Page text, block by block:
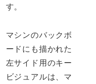
す。
マシンのバックボ
ードにも描かれた
左サイド用のキー
ビジュアルは、マ